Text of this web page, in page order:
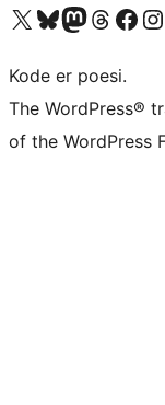
Besøk vår konto på X Visit our Bluesky account
Besøk vår Mastodon-konto
Visit our Threads
Besøk vår Facebook-side
Besøk
Kode er poesi.
The WordPress®
of the WordPress